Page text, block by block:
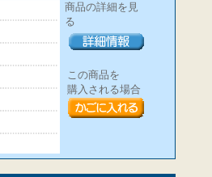
商品の詳細を見
る
この商品を
購入される場合